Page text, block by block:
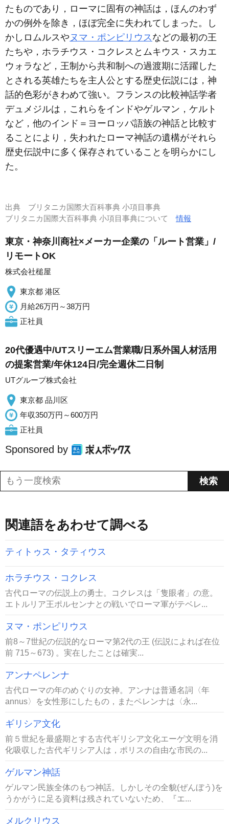
たものであり，ローマに固有の神話は，ほんのわず
かの例外を除き，ほぼ完全に失われてしまった。し
かしロムルスや ヌマ・ポンピリウスなどの最初の王
たちや，ホラチウス・コクレスとムキウス・スカエ
ウォラなど，王制から共和制への過渡期に活躍した
とされる英雄たちを主人公とする歴史伝説には，神
話的色彩がきわめて強い。フランスの比較神話学者
デュメジルは，これらをインドやゲルマン，ケルト
など，他のインド＝ヨーロッパ語族の神話と比較す
ることにより，失われたローマ神話の遺構がそれら
歴史伝説中に多く保存されていることを明らかにし
た。
出典 ブリタニカ国際大百科事典 小項目事典
ブリタニカ国際大百科事典 小項目事典について情報
東京・神奈川商社×メーカー企業の「ルート営業」/
リモートOK
株式会社槌屋
東京都 港区
月給26万円～38万円
正社員
20代優遇中/UTスリーエム営業職/日系外国人材活用
の提案営業/年休124日/完全週休二日制
UTグループ株式会社
東京都 品川区
年収350万円～600万円
正社員
Sponsored by
関連語をあわせて調べる
ティトゥス・タティウス
ホラチウス・コクレス
古代ローマの伝説上の勇士。コクレスは「隻眼者」の意。
エトルリア王ポルセンナとの戦いでローマ軍がテベレ...
ヌマ・ポンピリウス
前8～7世紀の伝説的なローマ第2代の王 (伝説によれば在位
前 715～673) 。実在したことは確実...
アンナペレンナ
古代ローマの年のめぐりの女神。アンナは普通名詞〈年
annus〉を女性形にしたもの，またペレンナは〈永...
ギリシア文化
前５世紀を最盛期とする古代ギリシア文化エーゲ文明を消
化吸収した古代ギリシア人は，ポリスの自由な市民の...
ゲルマン神話
ゲルマン民族全体のもつ神話。しかしその全貌(ぜんぼう)を
うかがうに足る資料は残されていないため、『エ...
メルクリウス